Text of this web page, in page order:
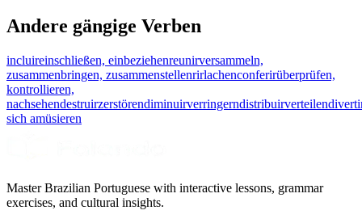
Andere gängige Verben
incluireinschließen, einbeziehenreunirversammeln,
zusammenbringen, zusammenstellenrirlachenconferirüberprüfen,
kontrollieren,
nachsehendestruirzerstörendiminuirverringerndistribuirverteilen
sich amüsieren
Master Brazilian Portuguese with interactive lessons, grammar
exercises, and cultural insights.